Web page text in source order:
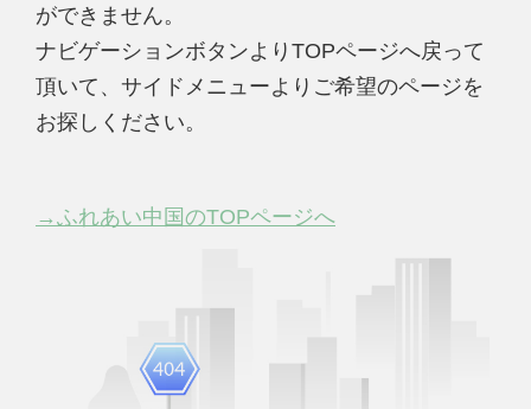
ができません。
ナビゲーションボタンよりTOPページへ戻って
頂いて、サイドメニューよりご希望のページを
お探しください。
→ふれあい中国のTOPページへ